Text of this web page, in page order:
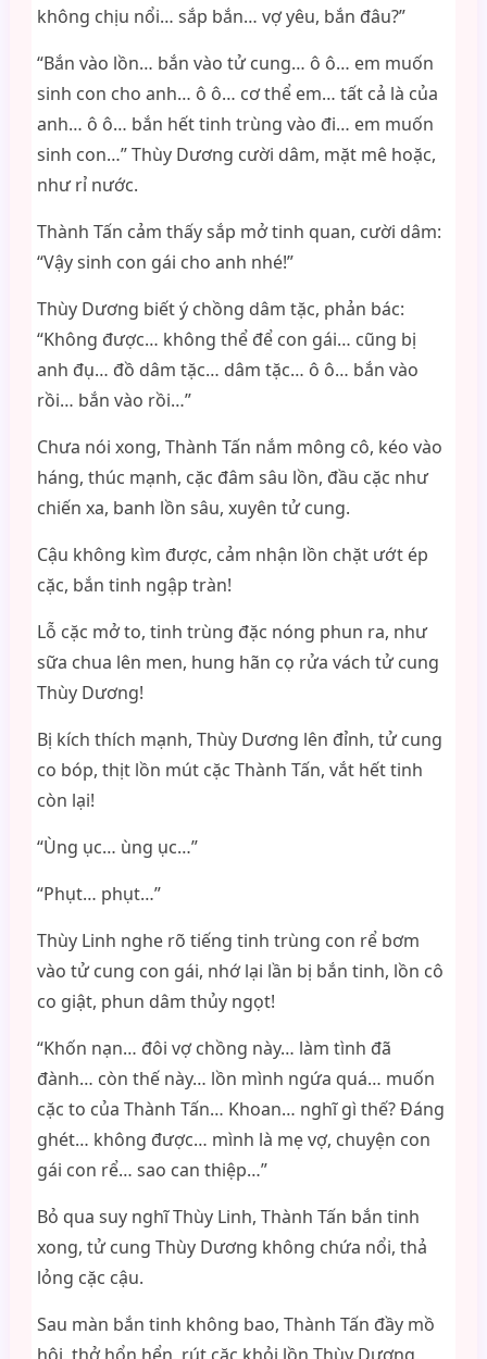
không chịu nổi… sắp bắn… vợ yêu, bắn đâu?”
“Bắn vào lồn… bắn vào tử cung… ô ô… em muốn
sinh con cho anh… ô ô… cơ thể em… tất cả là của
anh… ô ô… bắn hết tinh trùng vào đi… em muốn
sinh con…” Thùy Dương cười dâm, mặt mê hoặc,
như rỉ nước.
Thành Tấn cảm thấy sắp mở tinh quan, cười dâm:
“Vậy sinh con gái cho anh nhé!”
Thùy Dương biết ý chồng dâm tặc, phản bác:
“Không được… không thể để con gái… cũng bị
anh đụ… đồ dâm tặc… dâm tặc… ô ô… bắn vào
rồi… bắn vào rồi…”
Chưa nói xong, Thành Tấn nắm mông cô, kéo vào
háng, thúc mạnh, cặc đâm sâu lồn, đầu cặc như
chiến xa, banh lồn sâu, xuyên tử cung.
Cậu không kìm được, cảm nhận lồn chặt ướt ép
cặc, bắn tinh ngập tràn!
Lỗ cặc mở to, tinh trùng đặc nóng phun ra, như
sữa chua lên men, hung hãn cọ rửa vách tử cung
Thùy Dương!
Bị kích thích mạnh, Thùy Dương lên đỉnh, tử cung
co bóp, thịt lồn mút cặc Thành Tấn, vắt hết tinh
còn lại!
“Ùng ục… ùng ục…”
“Phụt… phụt…”
Thùy Linh nghe rõ tiếng tinh trùng con rể bơm
vào tử cung con gái, nhớ lại lần bị bắn tinh, lồn cô
co giật, phun dâm thủy ngọt!
“Khốn nạn… đôi vợ chồng này… làm tình đã
đành… còn thế này… lồn mình ngứa quá… muốn
cặc to của Thành Tấn… Khoan… nghĩ gì thế? Đáng
ghét… không được… mình là mẹ vợ, chuyện con
gái con rể… sao can thiệp…”
Bỏ qua suy nghĩ Thùy Linh, Thành Tấn bắn tinh
xong, tử cung Thùy Dương không chứa nổi, thả
lỏng cặc cậu.
Sau màn bắn tinh không bao, Thành Tấn đầy mồ